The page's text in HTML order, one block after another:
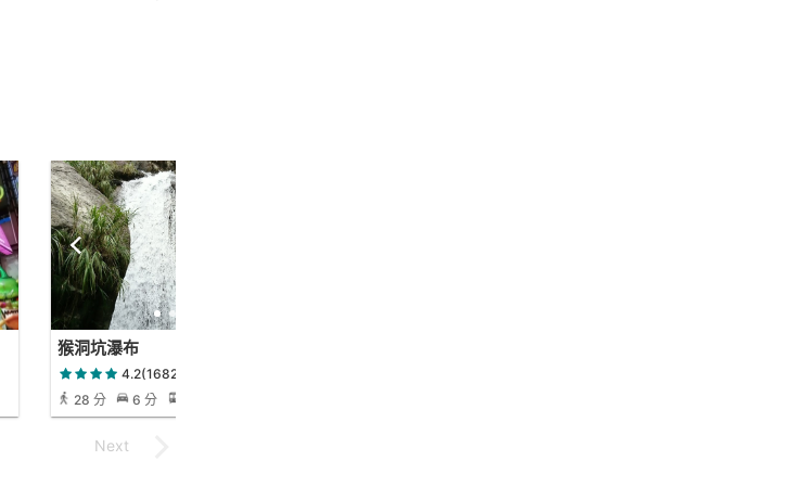
猴洞坑瀑布
4.2(1682)
28 分
6 分